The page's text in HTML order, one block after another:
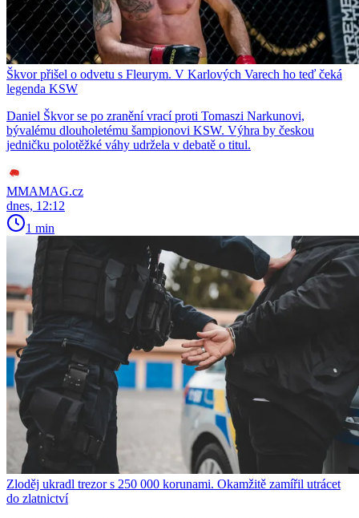
Škvor přišel o odvetu s Fleurym. V Karlových Varech ho teď čeká
legenda KSW
Daniel Škvor se po zranění vrací proti Tomaszi Narkunovi,
bývalému dlouholetému šampionovi KSW. Výhra by českou
jedničku polotěžké váhy udržela v debatě o titul.
MMAMAG.cz
dnes, 12:12
1 min
Zloděj ukradl trezor s 250 000 korunami. Okamžitě zamířil utrácet
do zlatnictví